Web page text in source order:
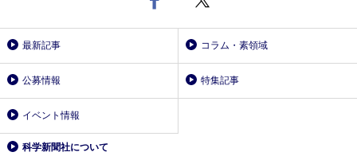
最新記事 コラム・素領域
公募情報 特集記事
イベント情報
科学新聞社について